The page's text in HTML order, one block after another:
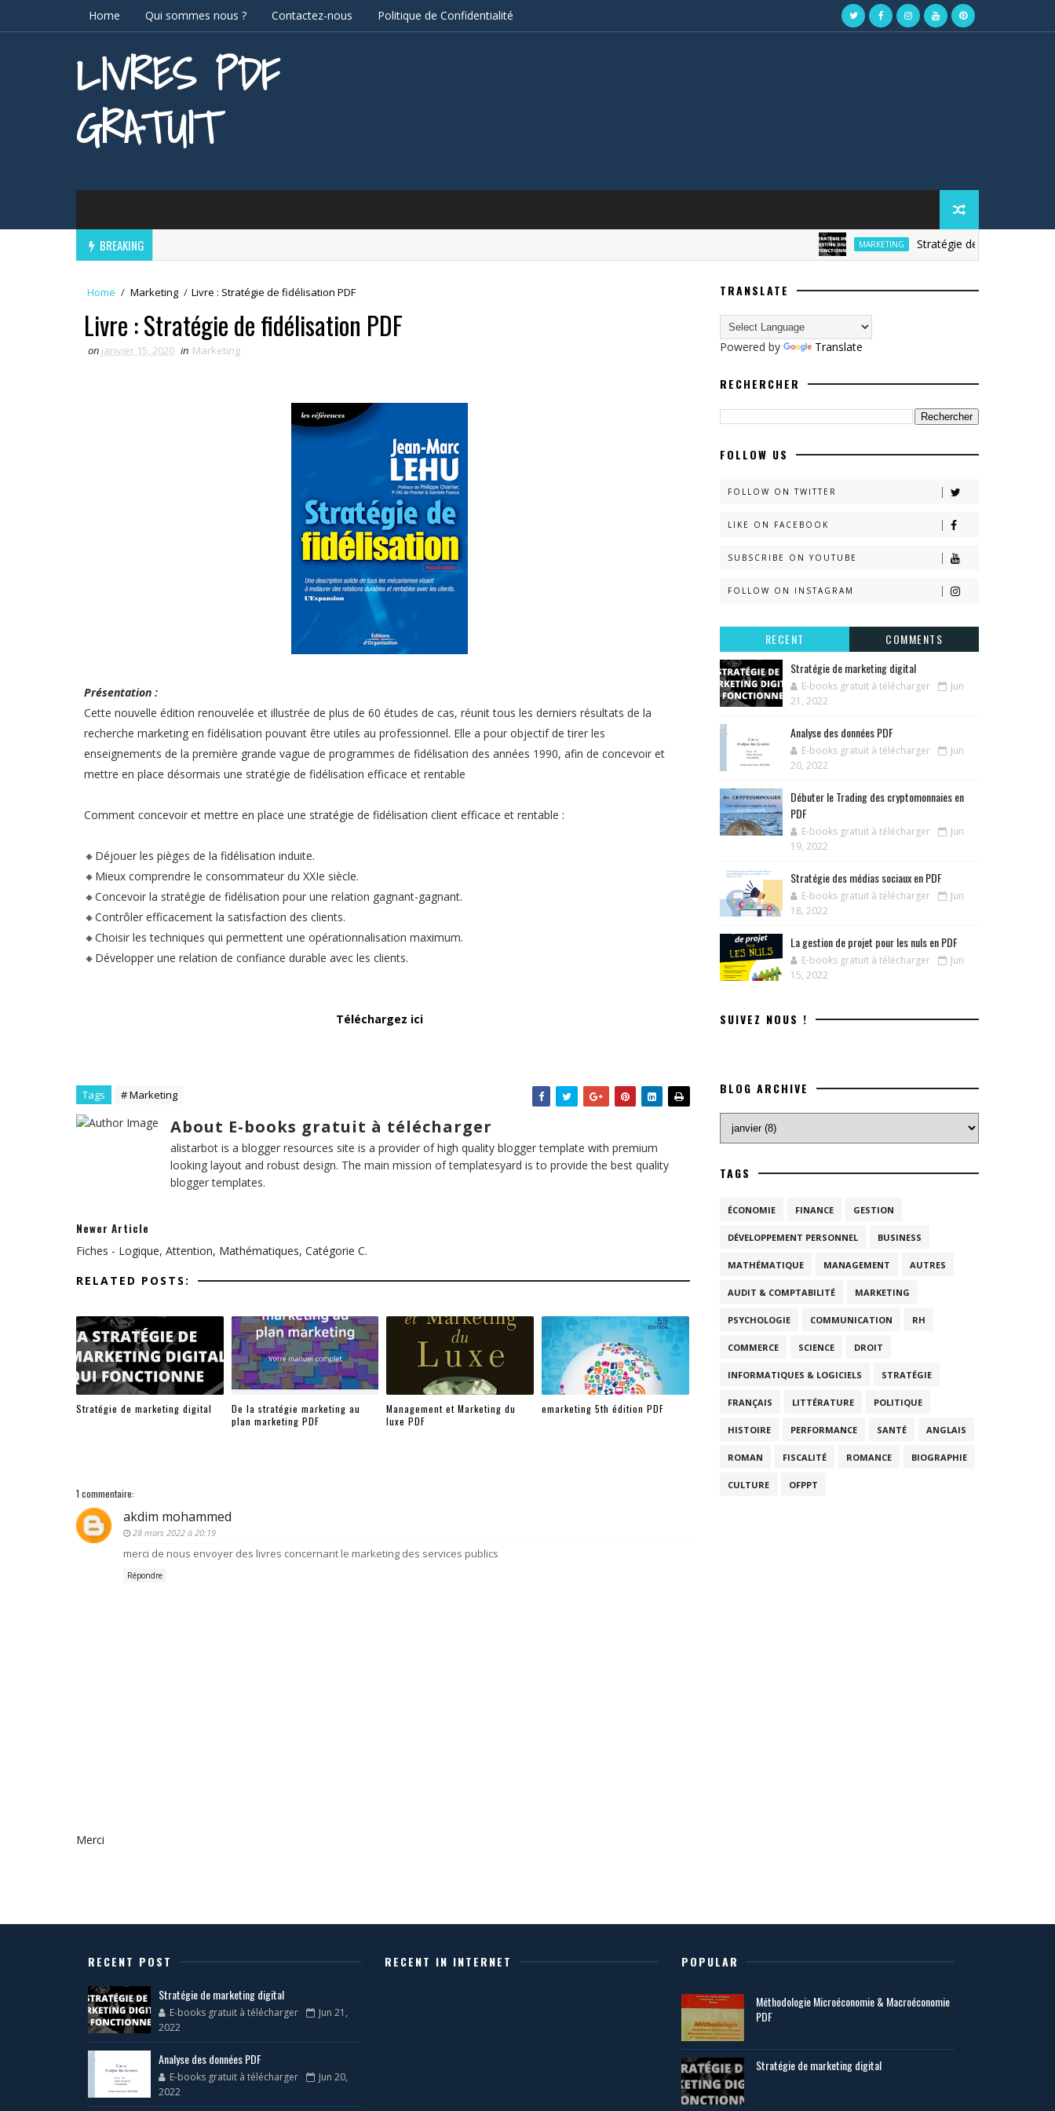
Home Qui sommes nous ? Contactez-nous Politique de Confidentialité
LIVRES PDF
GRATUIT
BREAKING MARKETING Stratégie de marketing digital
Home / Marketing / Livre : Stratégie de fidélisation PDF
Livre : Stratégie de fidélisation PDF
on janvier 15, 2020 in Marketing
Présentation :
Cette nouvelle édition renouvelée et illustrée de plus de 60 études de cas, réunit tous les derniers résultats de la
recherche marketing en fidélisation pouvant être utiles au professionnel. Elle a pour objectif de tirer les
enseignements de la première grande vague de programmes de fidélisation des années 1990, afin de concevoir et
mettre en place désormais une stratégie de fidélisation efficace et rentable
Comment concevoir et mettre en place une stratégie de fidélisation client efficace et rentable :
🔸Déjouer les pièges de la fidélisation induite.
🔸Mieux comprendre le consommateur du XXIe siècle.
🔸Concevoir la stratégie de fidélisation pour une relation gagnant-gagnant.
🔸Contrôler efficacement la satisfaction des clients.
🔸Choisir les techniques qui permettent une opérationnalisation maximum.
🔸Développer une relation de confiance durable avec les clients.
Téléchargez ici
Tags # Marketing
About E-books gratuit à télécharger
alistarbot is a blogger resources site is a provider of high quality blogger template with premium
looking layout and robust design. The main mission of templatesyard is to provide the best quality
blogger templates.
Newer Article
Fiches - Logique, Attention, Mathématiques, Catégorie C.
RELATED POSTS:
Stratégie de marketing digital
De la stratégie marketing au
plan marketing PDF
Management et Marketing du
luxe PDF
emarketing 5th édition PDF
1 commentaire:
akdim mohammed
28 mars 2022 à 20:19
merci de nous envoyer des livres concernant le marketing des services publics
Répondre
Merci
TRANSLATE
Powered by Translate
RECHERCHER
FOLLOW US
FOLLOW ON TWITTER
LIKE ON FACEBOOK
SUBSCRIBE ON YOUTUBE
FOLLOW ON INSTAGRAM
RECENT
COMMENTS
Stratégie de marketing digital
E-books gratuit à télécharger
Jun
21, 2022
Analyse des données PDF
E-books gratuit à télécharger
Jun
20, 2022
Débuter le Trading des cryptomonnaies en
PDF
E-books gratuit à télécharger
Jun
19, 2022
Stratégie des médias sociaux en PDF
E-books gratuit à télécharger
Jun
18, 2022
La gestion de projet pour les nuls en PDF
E-books gratuit à télécharger
Jun
15, 2022
SUIVEZ NOUS !
BLOG ARCHIVE
TAGS
ÉCONOMIE FINANCE GESTION
DÉVELOPPEMENT PERSONNEL BUSINESS
MATHÉMATIQUE MANAGEMENT AUTRES
AUDIT & COMPTABILITÉ MARKETING
PSYCHOLOGIE COMMUNICATION RH
COMMERCE SCIENCE DROIT
INFORMATIQUES & LOGICIELS STRATÉGIE
FRANÇAIS LITTÉRATURE POLITIQUE
HISTOIRE PERFORMANCE SANTÉ ANGLAIS
ROMAN FISCALITÉ ROMANCE BIOGRAPHIE
CULTURE OFPPT
RECENT POST
Stratégie de marketing digital
E-books gratuit à télécharger
Jun 21,
2022
Analyse des données PDF
E-books gratuit à télécharger
Jun 20,
2022
RECENT IN INTERNET POPULAR
Méthodologie Microéconomie & Macroéconomie
PDF
Stratégie de marketing digital